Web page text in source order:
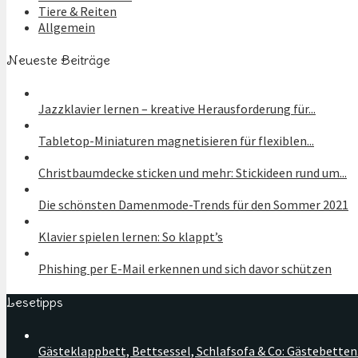
Tiere & Reiten
Allgemein
Neueste Beiträge
Jazzklavier lernen – kreative Herausforderung für...
Tabletop-Miniaturen magnetisieren für flexiblen...
Christbaumdecke sticken und mehr: Stickideen rund um...
Die schönsten Damenmode-Trends für den Sommer 2021
Klavier spielen lernen: So klappt’s
Phishing per E-Mail erkennen und sich davor schützen
Lesetipps
Gästeklappbett, Bettsessel, Schlafsofa & Co: